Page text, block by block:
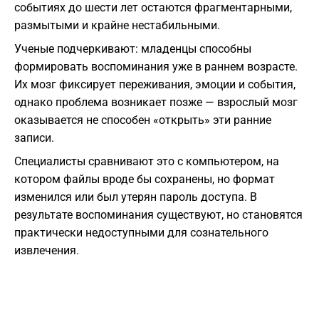
событиях до шести лет остаются фрагментарными,
размытыми и крайне нестабильными.
Ученые подчеркивают: младенцы способны
формировать воспоминания уже в раннем возрасте.
Их мозг фиксирует переживания, эмоции и события,
однако проблема возникает позже — взрослый мозг
оказывается не способен «открыть» эти ранние
записи.
Специалисты сравнивают это с компьютером, на
котором файлы вроде бы сохранены, но формат
изменился или был утерян пароль доступа. В
результате воспоминания существуют, но становятся
практически недоступными для сознательного
извлечения.